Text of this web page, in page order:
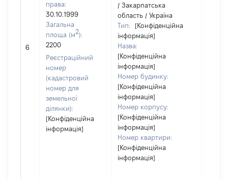
6
права:
30.10.1999
Загальна
площа (м2):
2200
Реєстраційний
номер
(кадастровий
номер для
земельної
ділянки):
[Конфіденційна
інформація]
/ Закарпатська
область / Україна
Тип:
[Конфіденційна
інформація]
Назва:
[Конфіденційна
інформація]
Номер будинку:
[Конфіденційна
інформація]
Номер корпусу:
[Конфіденційна
інформація]
Номер квартири:
[Конфіденційна
інформація]